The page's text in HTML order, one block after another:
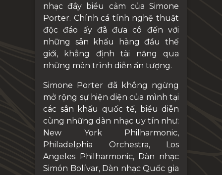
nhạc đầy biểu cảm của Simone
Porter. Chính cá tính nghệ thuật
độc đáo ấy đã đưa cô đến với
những sân khấu hàng đầu thế
giới, khẳng định tài năng qua
những màn trình diễn ấn tượng.
Simone Porter đã không ngừng
mở rộng sự hiện diện của mình tại
các sân khấu quốc tế, biểu diễn
cùng những dàn nhạc uy tín như:
New York Philharmonic,
Philadelphia Orchestra, Los
Angeles Philharmonic, Dàn nhạc
Simón Bolívar, Dàn nhạc Quốc gia